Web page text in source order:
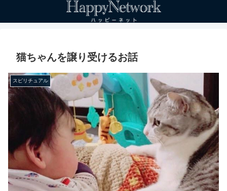
猫ちゃんを譲り受けるお話
スピリチュアル